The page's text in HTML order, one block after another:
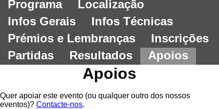
Programa
Localização
Infos Gerais
Infos Técnicas
Prémios e Lembranças
Inscrições
Partidas
Resultados Apoios
Apoios
Quer apoiar este evento (ou qualquer outro dos nossos
eventos)? Contacte-nos.